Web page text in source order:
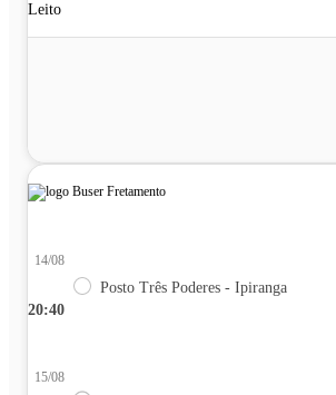
Leito
20:40
14/08
Posto Três Poderes - Ipiranga
15/08